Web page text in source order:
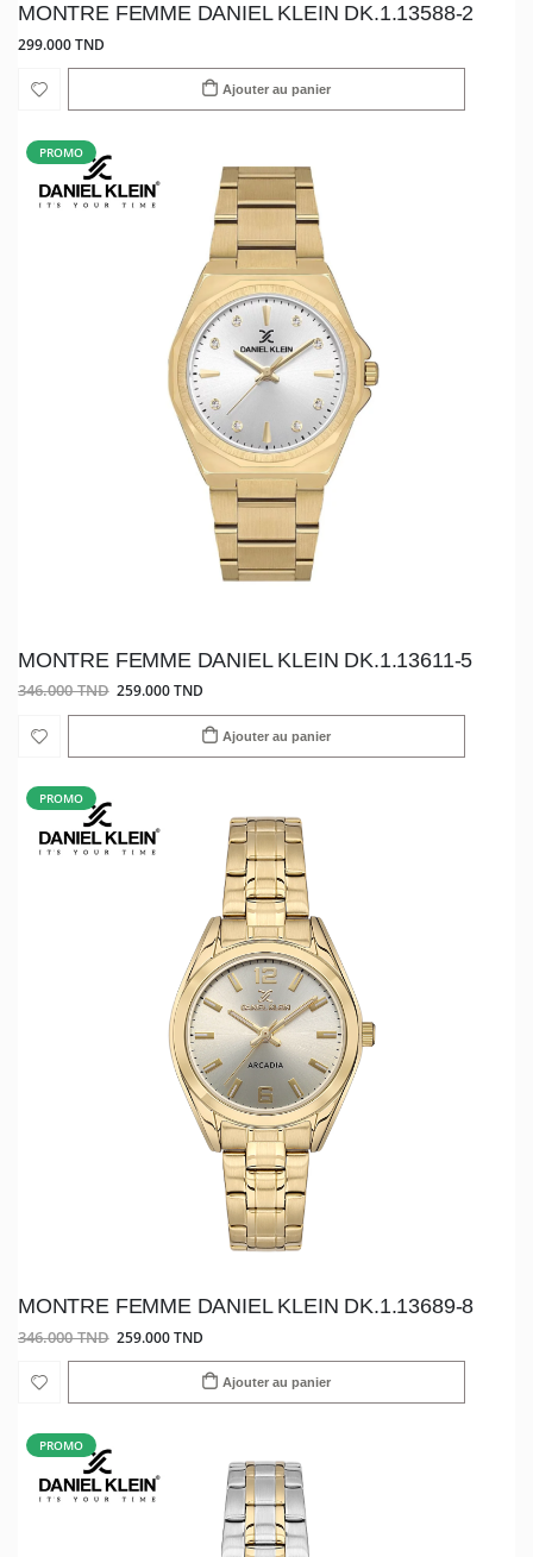
MONTRE FEMME DANIEL KLEIN DK.1.13588-2
299.000 TND
Ajouter au panier
PROMO
MONTRE FEMME DANIEL KLEIN DK.1.13611-5
346.000 TND 259.000 TND
Ajouter au panier
PROMO
MONTRE FEMME DANIEL KLEIN DK.1.13689-8
346.000 TND 259.000 TND
Ajouter au panier
PROMO